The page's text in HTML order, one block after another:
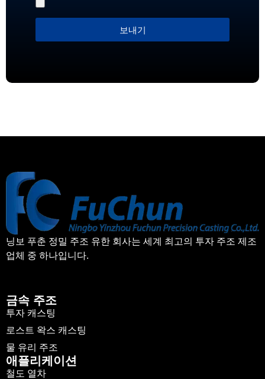
보내기
닝보 푸춘 정밀 주조 유한 회사는 세계 최고의 투자 주조 제조
업체 중 하나입니다.
금속 주조
투자 캐스팅
로스트 왁스 캐스팅
물 유리 주조
애플리케이션
철도 열차